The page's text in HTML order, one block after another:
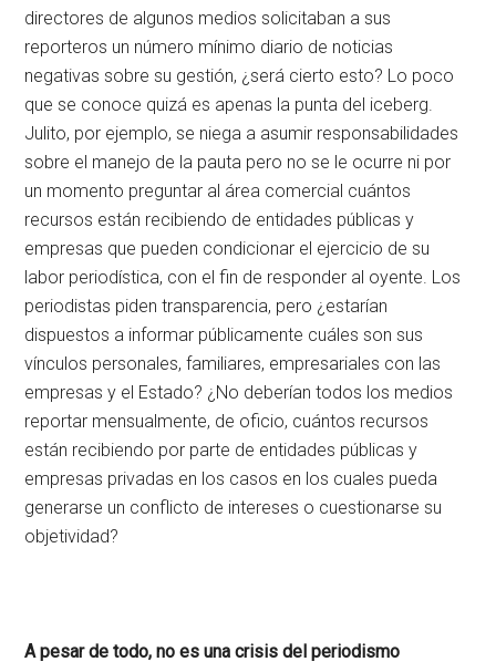
directores de algunos medios solicitaban a sus
reporteros un número mínimo diario de noticias
negativas sobre su gestión, ¿será cierto esto? Lo poco
que se conoce quizá es apenas la punta del iceberg.
Julito, por ejemplo, se niega a asumir responsabilidades
sobre el manejo de la pauta pero no se le ocurre ni por
un momento preguntar al área comercial cuántos
recursos están recibiendo de entidades públicas y
empresas que pueden condicionar el ejercicio de su
labor periodística, con el fin de responder al oyente. Los
periodistas piden transparencia, pero ¿estarían
dispuestos a informar públicamente cuáles son sus
vínculos personales, familiares, empresariales con las
empresas y el Estado? ¿No deberían todos los medios
reportar mensualmente, de oficio, cuántos recursos
están recibiendo por parte de entidades públicas y
empresas privadas en los casos en los cuales pueda
generarse un conflicto de intereses o cuestionarse su
objetividad?
A pesar de todo, no es una crisis del periodismo